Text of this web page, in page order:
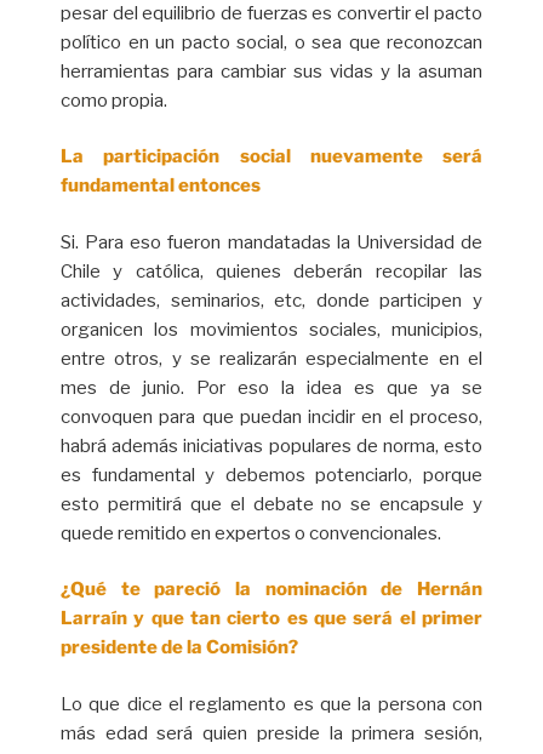
pesar del equilibrio de fuerzas es convertir el pacto
político en un pacto social, o sea que reconozcan
herramientas para cambiar sus vidas y la asuman
como propia.
La participación social nuevamente será
fundamental entonces
Si. Para eso fueron mandatadas la Universidad de
Chile y católica, quienes deberán recopilar las
actividades, seminarios, etc, donde participen y
organicen los movimientos sociales, municipios,
entre otros, y se realizarán especialmente en el
mes de junio. Por eso la idea es que ya se
convoquen para que puedan incidir en el proceso,
habrá además iniciativas populares de norma, esto
es fundamental y debemos potenciarlo, porque
esto permitirá que el debate no se encapsule y
quede remitido en expertos o convencionales.
¿Qué te pareció la nominación de Hernán
Larraín y que tan cierto es que será el primer
presidente de la Comisión?
Lo que dice el reglamento es que la persona con
más edad será quien preside la primera sesión,